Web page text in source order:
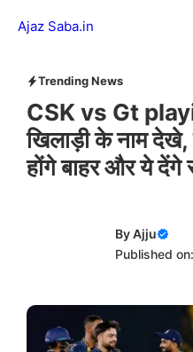
Ajaz Saba.in
Trending News
CSK vs Gt
खिलाड़ी के नाम देखे,
होंगे बाहर और ये देंगे
ByAjju
Published